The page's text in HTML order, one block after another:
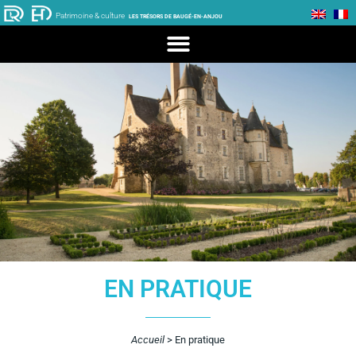
Patrimoine & culture LES TRÉSORS DE BAUGÉ-EN-ANJOU
EN PRATIQUE
Accueil > En pratique